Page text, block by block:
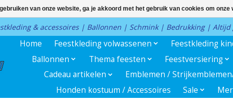
& accessoires | Ballonnen | Schmink | Bedrukking | Altijd
Home Feestkleding volwassenen Feestkleding
Ballonnen
Thema feesten Feestversiering
Cadeau artikelen
Emblemen /
Honden kostuum / Accessoires
Sale
van onze website, ga je akkoord met het gebruik van cookies om